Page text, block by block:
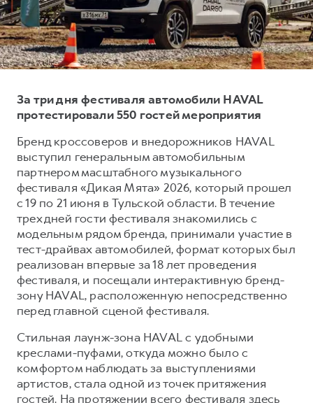
DARGO
от 3 199 000 ₽
DARGO X
от 3 499 000 ₽
от 2 899 000 ₽ от 3 599 000 ₽
POER
от 3 449 000 ₽
Тест-драйв
Трейд-ин
Кредитный калькулятор
Страхование
Кредит
КОРПОРАТИВНЫМ КЛИЕНТАМ
Для малого бизнеса
Корпоративным клиентам
Крупным корпоративным клиентам
Система управления автопарком
Сервис для корпоративных клиентов
HAVAL Лизинг
АКСЕССУАРЫ HAVAL
СЕРВИСНОЕ ОБСЛУЖИВАНИЕ
Нулевое ТО
Программа «Помощь на дороге»
Электронный ПТС
ПОДДЕРЖКА
GWM Безопасность
Гарантия HAVAL
Мобильное приложение GWM
Программа «HAVAL Защита+»
Руководства по эксплуатации
Подписки
АКСЕССУАРЫ HAVAL
Автомобильные аксессуары
Коллекция CITY
О дилере
Наша команда
Контакты
За три дня фестиваля автомобили HAVAL
протестировали 550 гостей мероприятия
Бренд кроссоверов и внедорожников HAVAL
выступил генеральным автомобильным
партнером масштабного музыкального
фестиваля «Дикая Мята» 2026, который прошел
с 19 по 21 июня в Тульской области. В течение
трех дней гости фестиваля знакомились с
модельным рядом бренда, принимали участие в
тест-драйвах автомобилей, формат которых был
реализован впервые за 18 лет проведения
фестиваля, и посещали интерактивную бренд-
зону HAVAL, расположенную непосредственно
перед главной сценой фестиваля.
Cтильная лаунж-зона HAVAL с удобными
креслами-пуфами, откуда можно было с
комфортом наблюдать за выступлениями
артистов, стала одной из точек притяжения
гостей. На протяжении всего фестиваля здесь